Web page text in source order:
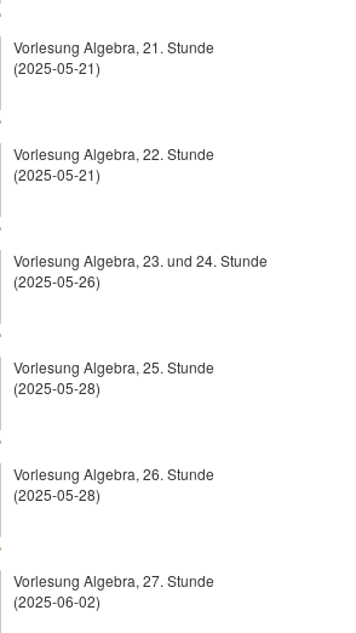
Vorlesung Algebra, 21. Stunde
(2025-05-21)
Vorlesung Algebra, 22. Stunde
(2025-05-21)
Vorlesung Algebra, 23. und 24. Stunde
(2025-05-26)
Vorlesung Algebra, 25. Stunde
(2025-05-28)
Vorlesung Algebra, 26. Stunde
(2025-05-28)
Vorlesung Algebra, 27. Stunde
(2025-06-02)